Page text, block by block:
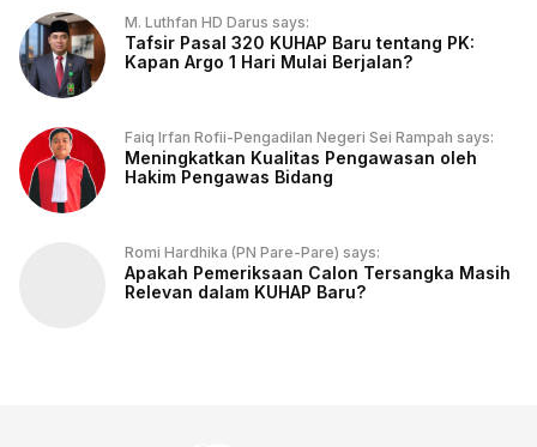
M. Luthfan HD Darus says:
Tafsir Pasal 320 KUHAP Baru tentang PK:
Kapan Argo 1 Hari Mulai Berjalan?
Faiq Irfan Rofii-Pengadilan Negeri Sei Rampah says:
Meningkatkan Kualitas Pengawasan oleh
Hakim Pengawas Bidang
Romi Hardhika (PN Pare-Pare) says:
Apakah Pemeriksaan Calon Tersangka Masih
Relevan dalam KUHAP Baru?